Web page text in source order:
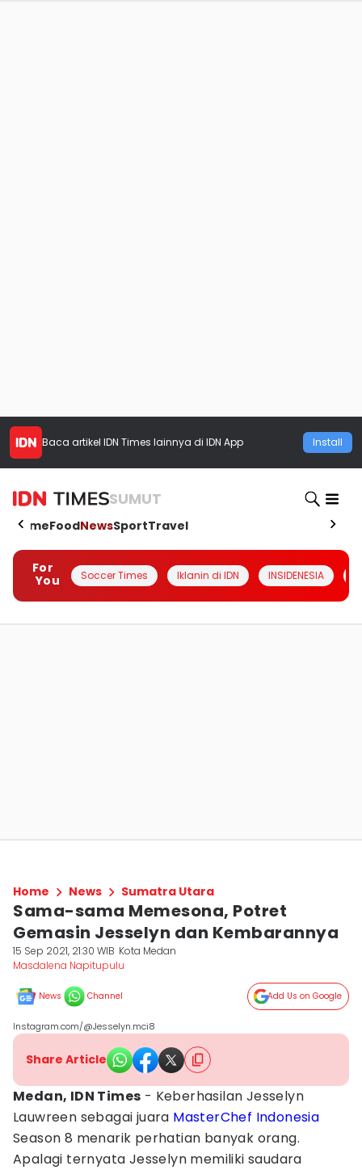
Baca artikel IDN Times lainnya di IDN App Install
SUMUT
HomeFoodNewsSportTravel
For
You
Soccer Times Iklanin di IDN INSIDENESIA
Home News Sumatra Utara
Sama-sama Memesona, Potret
Gemasin Jesselyn dan Kembarannya
15 Sep 2021, 21:30 WIB Kota Medan
Masdalena Napitupulu
News Channel Add Us on Google
Instagram.com/@Jesselyn.mci8
Share Article
Medan, IDN Times - Keberhasilan Jesselyn
Lauwreen sebagai juara MasterChef Indonesia
Season 8 menarik perhatian banyak orang.
Apalagi ternyata Jesselyn memiliki saudara